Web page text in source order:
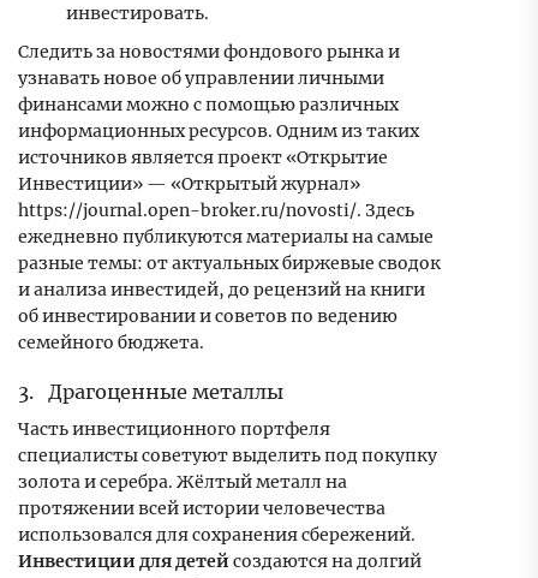
инвестировать.
Следить за новостями фондового рынка и
узнавать новое об управлении личными
финансами можно с помощью различных
информационных ресурсов. Одним из таких
источников является проект «Открытие
Инвестиции» — «Открытый журнал»
https://journal.open-broker.ru/novosti/. Здесь
ежедневно публикуются материалы на самые
разные темы: от актуальных биржевые сводок
и анализа инвестидей, до рецензий на книги
об инвестировании и советов по ведению
семейного бюджета.
3. Драгоценные металлы
Часть инвестиционного портфеля
специалисты советуют выделить под покупку
золота и серебра. Жёлтый металл на
протяжении всей истории человечества
использовался для сохранения сбережений.
Инвестиции для детей создаются на долгий